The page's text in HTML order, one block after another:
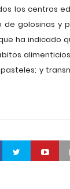
los centros
golosinas y
ha indicado
alimenticios
y